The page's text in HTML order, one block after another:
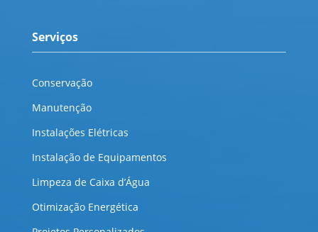
Serviços
Conservação
Manutenção
Instalações Elétricas
Instalação de Equipamentos
Limpeza de Caixa d’Água
Otimização Energética